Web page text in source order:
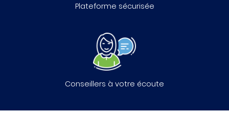
Plateforme sécurisée
Conseillers à votre écoute